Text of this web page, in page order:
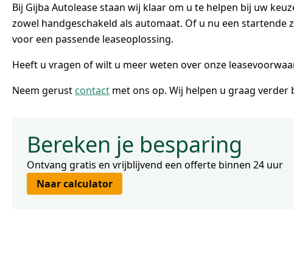
Bij Gijba Autolease staan wij klaar om u te helpen bij uw
zowel handgeschakeld als automaat. Of u nu een startende
voor een passende leaseoplossing.
Heeft u vragen of wilt u meer weten over onze
Neem gerust contact met ons op. Wij helpen u graag verder
Bereken je besparing
Ontvang gratis en vrijblijvend een offerte binnen 24 uur
Naar calculator